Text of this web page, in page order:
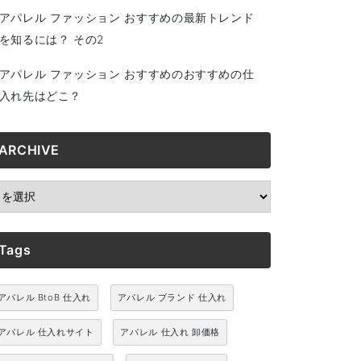
パレル ファッション おすすめの最新トレンド
知るには？ その2
パレル ファッション おすすめのおすすめの仕
れ先はどこ？
パレル BtoB 仕入れ アパレル ブランド 仕入れ
パレル 仕入れサイト アパレル 仕入れ 卸価格